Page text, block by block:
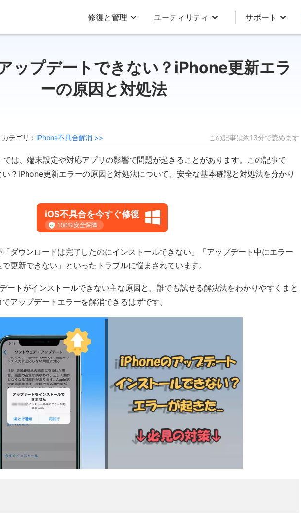
修復と管理 ユーティリティ サポート
ップデートできない？iPhone更新エラ
ーの原因と対処法
テゴリ： iPhone不具合解消 >> この記事は約13分で読めます
は、端末設定や対応アプリの影響で問題が起きることがあります。この記事で
？iPhone更新エラーの原因と対処法について、安全な基本確認と対処法を分かり
iOS不具合を今すぐ修復
ダウンロードは完了したのにインストールできない」「アップデート中にエラー
更新できない」といったトラブルに悩まされています。
ートがインストールできない主な原因と、誰でも試せる解決法をわかりやすくまと
アップデートエラーを解消できるはずです。